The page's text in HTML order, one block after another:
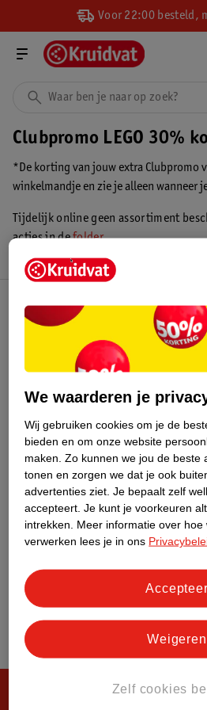
Voor 22:00 besteld,
Clubpromo LEGO 30%
*De korting van jouw extra Clubpromo
winkelmandje en zie je alleen wanneer
altijd voordat je betaalt.
Tijdelijk online geen assortiment
acties in defolder.
Kruidvat Club
Klantenservice
Over Kruidvat
We waarderen je
Wij gebruiken cookies om je de
bieden en om onze website
maken. Zo kunnen we jou de beste
tonen en zorgen we dat je ook
advertenties ziet. Je bepaalt zelf
accepteert. Je kunt je voorkeuren
intrekken.
Meer informatie over hoe
verwerken lees je in ons
Zelf cookies
Weigeren
Accepteer